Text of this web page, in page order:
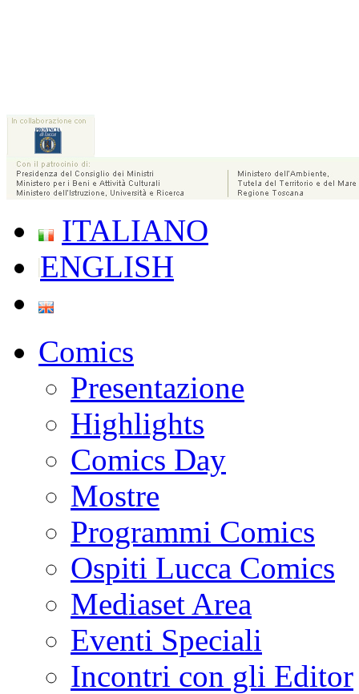
ITALIANO
ENGLISH
Comics
Presentazione
Highlights
Comics Day
Mostre
Programmi Comics
Ospiti Lucca Comics
Mediaset Area
Eventi Speciali
Incontri con gli Editor